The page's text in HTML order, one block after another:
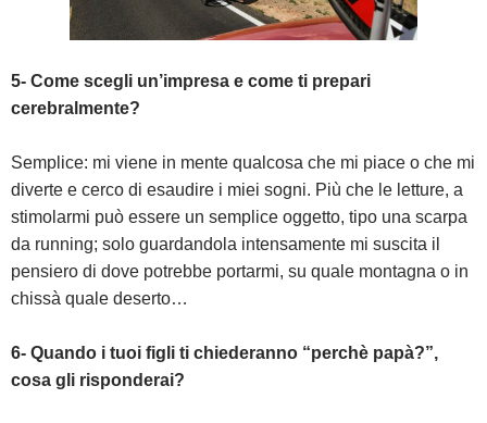
5- Come scegli un’impresa e come ti prepari
cerebralmente?
Semplice: mi viene in mente qualcosa che mi piace o che mi
diverte e cerco di esaudire i miei sogni. Più che le letture, a
stimolarmi può essere un semplice oggetto, tipo una scarpa
da running; solo guardandola intensamente mi suscita il
pensiero di dove potrebbe portarmi, su quale montagna o in
chissà quale deserto…
6- Quando i tuoi figli ti chiederanno “perchè papà?”,
cosa gli risponderai?